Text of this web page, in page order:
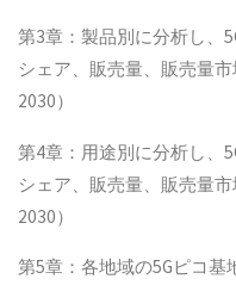
第3章：製品別に分析し、
シェア、販売量、販売量
2030）
第4章：用途別に分析し、
シェア、販売量、販売量
2030）
第5章：各地域の5Gピコ